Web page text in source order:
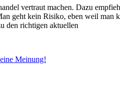
vertraut machen. Dazu
geht kein Risiko, eben weil man
den richtigen aktuellen
Meinung!